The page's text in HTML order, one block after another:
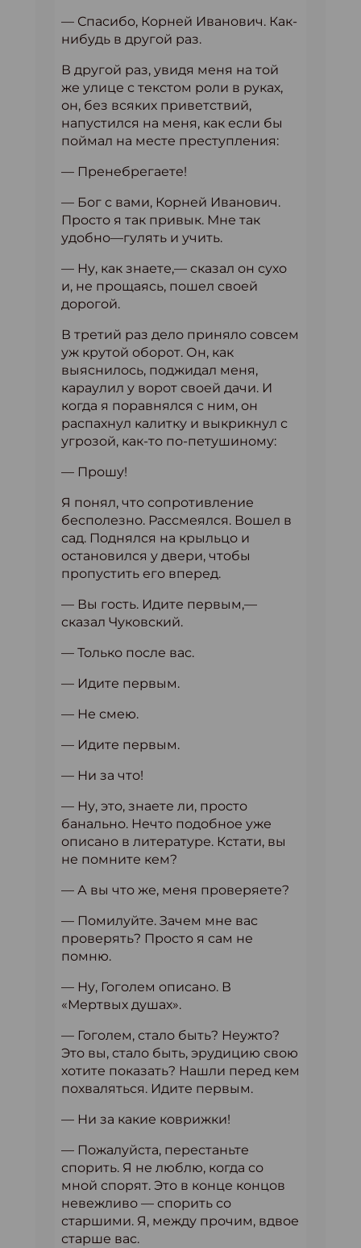
— Спасибо, Корней Иванович. Как-
нибудь в другой раз.
В другой раз, увидя меня на той
же улице с текстом роли в руках,
он, без всяких приветствий,
напустился на меня, как если бы
поймал на месте преступления:
— Пренебрегаете!
— Бог с вами, Корней Иванович.
Просто я тaк привык. Мне так
удобно—гулять и учить.
— Ну, как знаете,— сказал он сухо
и, не прощаясь, пошел своей
дорогой.
В третий раз дело приняло совсем
уж крутой оборот. Он, как
выяснилось, поджидал меня,
караулил у ворот своей дачи. И
когда я поравнялся с ним, он
распахнул калитку и выкрикнул с
угрозой, как-то по-петушиному:
— Прошу!
Я понял, что сопротивление
бесполезно. Рассмеялся. Вошел в
сад. Поднялся на крыльцо и
остановился у двери, чтобы
пропустить его вперед.
— Вы гость. Идите первым,—
сказал Чуковский.
— Только после вас.
— Идите первым.
— Не смею.
— Идите первым.
— Ни за что!
— Ну, это, знаете ли, просто
банально. Нечто подобное уже
описано в литературе. Кстати, вы
не помните кем?
— А вы что же, меня проверяете?
— Помилуйте. Зачем мне вас
проверять? Просто я сам не
помню.
— Ну, Гоголем описано. В
«Мертвых душах».
— Гоголем, стало быть? Неужто?
Это вы, стало быть, эрудицию свою
хотите показать? Нашли перед кем
похваляться. Идите первым.
— Ни за какие коврижки!
— Пожалуйста, перестаньте
спорить. Я не люблю, когда со
мной спорят. Это в конце концов
невежливо — спорить со
старшими. Я, между прочим, вдвое
старше вас.